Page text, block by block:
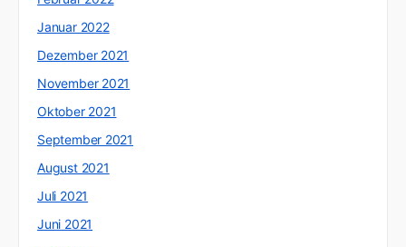
Januar 2022
Dezember 2021
November 2021
Oktober 2021
September 2021
August 2021
Juli 2021
Juni 2021